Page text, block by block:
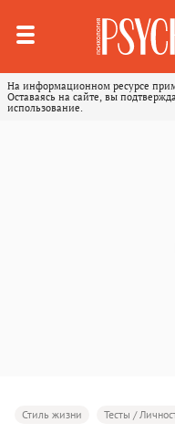
На информационном ресурсе
Оставаясь на сайте, вы
использование.
Стиль жизни Тесты /